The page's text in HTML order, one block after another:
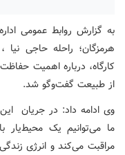
به گزارش روابط عمومی
هرمزگان؛ راحله حاجی
کارگاه، درباره اهمیت
از طبیعت گفت‌وگو شد.
وی ادامه داد: در جریان
ما می‌توانیم یک محیط‌یار
مراقبت می‌کند و انرژی